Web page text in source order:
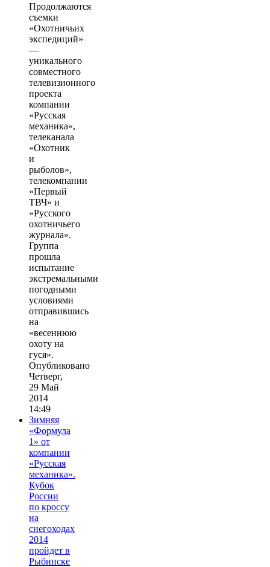
Продолжаются
съемки
«Охотничьих
экспедиций»
—
уникального
совместного
телевизионного
проекта
компании
«Русская
механика»,
телеканала
«Охотник
и
рыболов»,
телекомпании
«Первый
ТВЧ» и
«Русского
охотничьего
журнала».
Группа
прошла
испытание
экстремальными
погодными
условиями
отправившись
на
«весеннюю
охоту на
гуся».
Опубликовано
Четверг,
29 Май
2014
14:49
Зимняя
«Формула
1» от
компании
«Русская
механика».
Кубок
России
по кроссу
на
снегоходах
2014
пройдет в
Рыбинске